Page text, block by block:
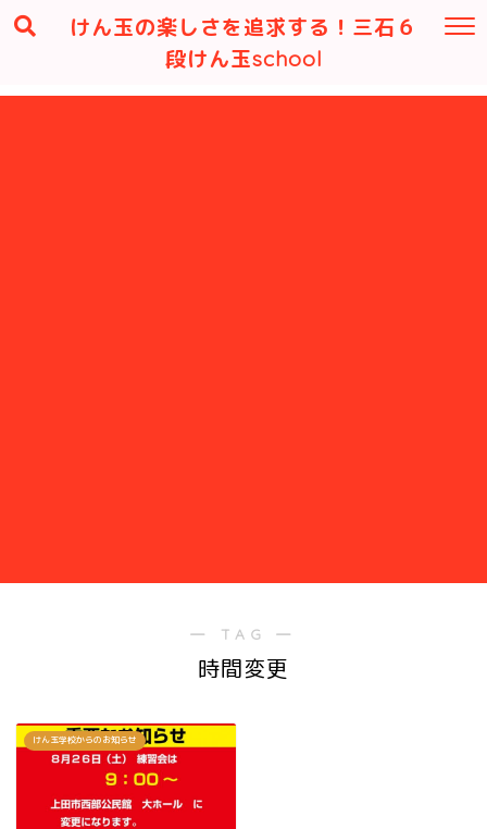
けん玉の楽しさを追求する！三石６
段けん玉school
― TAG ―
時間変更
けん玉学校からのお知らせ